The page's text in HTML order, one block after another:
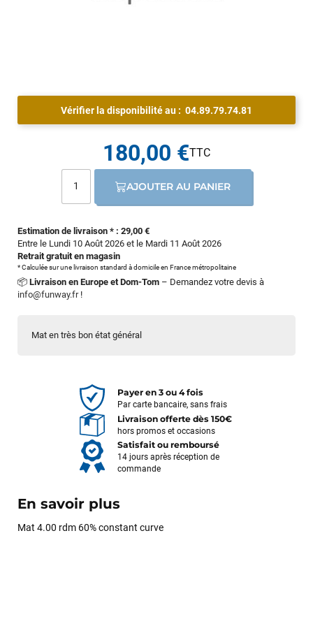
Mat en très bon état général
Vérifier la disponibilité au : 04.89.79.74.81
Estimation de livraison * : 29,00 €
Entre le Lundi 10 Août 2026 et le Mardi 11 Août 2026
Retrait gratuit en magasin
* Calculée sur une livraison standard à domicile en France métropolitaine
📦 Livraison en Europe et Dom-Tom – Demandez votre devis à
info@funway.fr!
180,00 €
AJOUTER AU PANIER
Payer en 3 ou 4 fois
Par carte bancaire, sans frais
Livraison offerte dès 150€
hors promos et occasions
Satisfait ou remboursé
14 jours après réception de
commande
En savoir plus
Mat 4.00 rdm 60% constant curve